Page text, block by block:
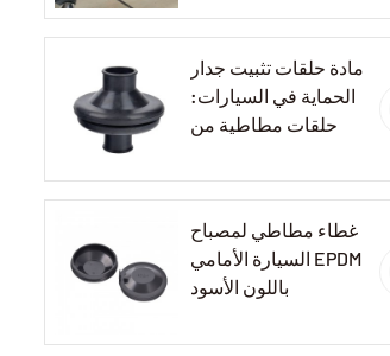
مادة حلقات تثبيت جدار
الحماية في السيارات:
حلقات مطاطية من
غطاء مطاطي لمصباح
السيارة الأمامي EPDM
باللون الأسود